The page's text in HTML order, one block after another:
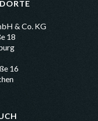
& Co. KG
18
16